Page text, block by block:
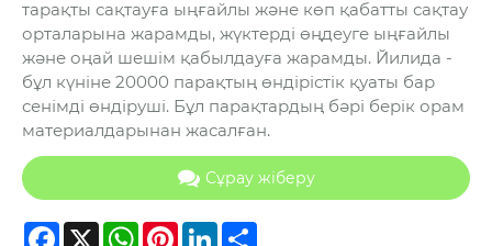
тарақты сақтауға ыңғайлы және көп қабатты сақтау
орталарына жарамды, жүктерді өңдеуге ыңғайлы
және оңай шешім қабылдауға жарамды. Йилида -
бұл күніне 20000 парақтың өндірістік қуаты бар
сенімді өндіруші. Бұл парақтардың бәрі берік орам
материалдарынан жасалған.
Сұрау жіберу
Facebook
X WhatsApp
PinterestLinkedIn